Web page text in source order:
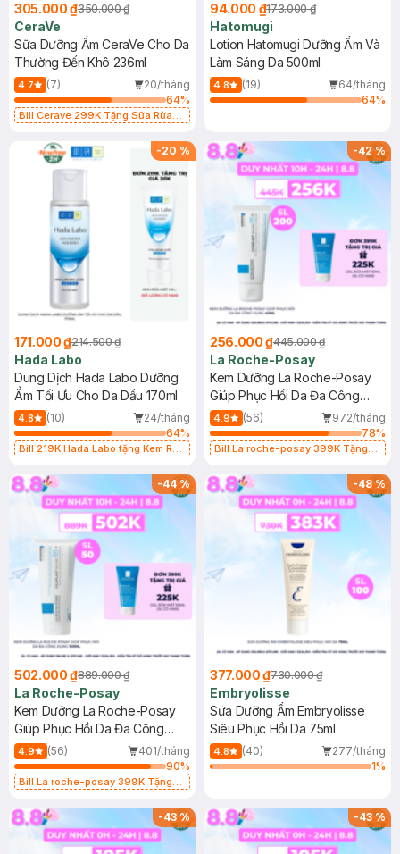
305.000 ₫350.000 ₫
CeraVe
Sữa Dưỡng Ẩm CeraVe Cho Da
Thường Đến Khô 236ml
4.7 (7)
20/tháng
64%
Bill Cerave 299K Tặng Sữa Rửa
94.000 ₫173.000 ₫
Hatomugi
Lotion Hatomugi Dưỡng Ẩm Và
Làm Sáng Da 500ml
4.8 (19)
64/tháng
64%
-20 %
171.000 ₫214.500 ₫
Hada Labo
Dung Dịch Hada Labo Dưỡng
Ẩm Tối Ưu Cho Da Dầu 170ml
4.8 (10)
24/tháng
64%
Bill 219K Hada Labo tặng Kem Rửa
-42%
256.000 ₫445.000 ₫
La Roche-Posay
Kem Dưỡng La Roche-Posay
Giúp Phục Hồi Da Đa Công
Dụng 40ml
4.9 (56)
972/tháng
78%
Bill La roche-posay 399K Tặng
(SL có hạn)
-44%
502.000 ₫889.000 ₫
La Roche-Posay
Kem Dưỡng La Roche-Posay
Giúp Phục Hồi Da Đa Công
Dụng 100ml
4.9 (56)
401/tháng
90%
Bill La roche-posay 399K Tặng
(SL có hạn)
-48%
377.000 ₫730.000 ₫
Embryolisse
Sữa Dưỡng Ẩm Embryolisse
Siêu Phục Hồi Da 75ml
4.8 (40)
277/tháng
1%
-43% -43%